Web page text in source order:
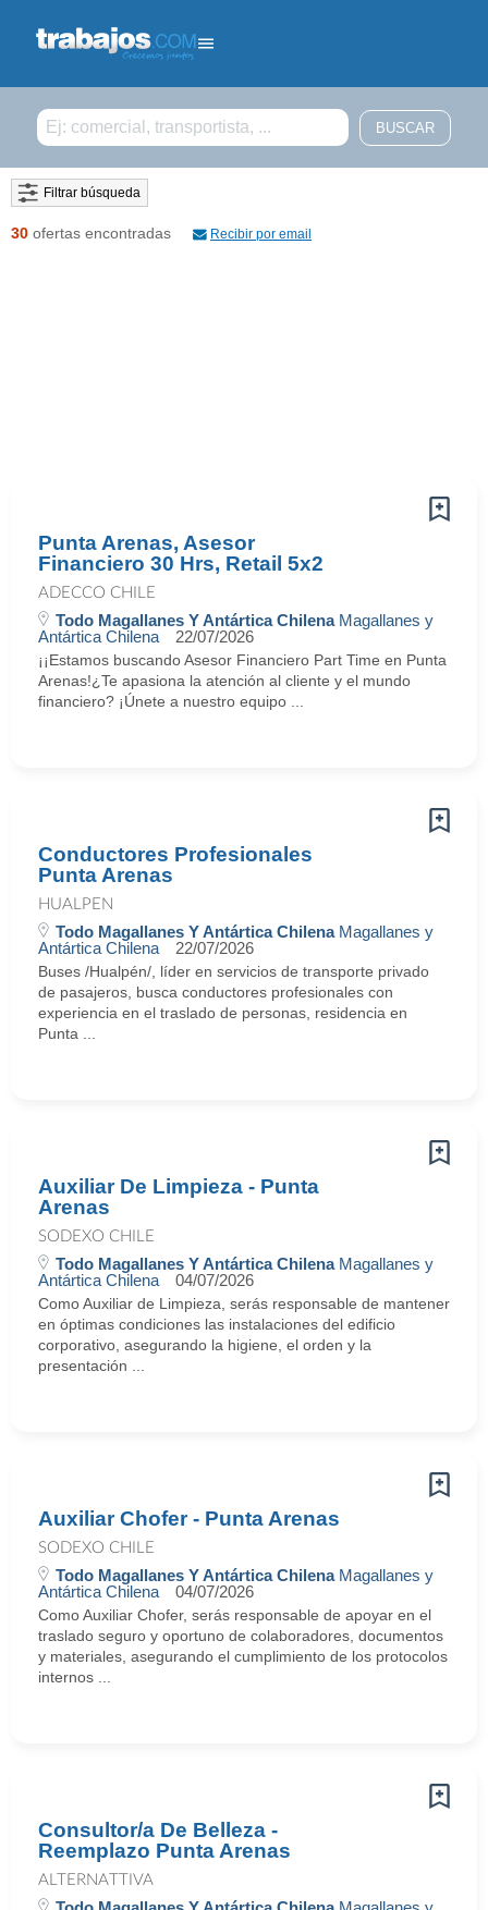
Filtrar búsqueda
30 ofertas encontradas Recibir por email
Punta Arenas, Asesor
Financiero 30 Hrs, Retail 5x2
ADECCO CHILE
Todo Magallanes Y Antártica ChilenaMagallanes y
Antártica Chilena
22/07/2026
¡¡Estamos buscando Asesor Financiero Part Time en Punta
Arenas!¿Te apasiona la atención al cliente y el mundo
financiero? ¡Únete a nuestro equipo ...
Conductores Profesionales
Punta Arenas
HUALPEN
Todo Magallanes Y Antártica ChilenaMagallanes y
Antártica Chilena
22/07/2026
Buses /Hualpén/, líder en servicios de transporte privado
de pasajeros, busca conductores profesionales con
experiencia en el traslado de personas, residencia en
Punta ...
Auxiliar De Limpieza - Punta
Arenas
SODEXO CHILE
Todo Magallanes Y Antártica ChilenaMagallanes y
Antártica Chilena
04/07/2026
Como Auxiliar de Limpieza, serás responsable de mantener
en óptimas condiciones las instalaciones del edificio
corporativo, asegurando la higiene, el orden y la
presentación ...
Auxiliar Chofer - Punta Arenas
SODEXO CHILE
Todo Magallanes Y Antártica ChilenaMagallanes y
Antártica Chilena
04/07/2026
Como Auxiliar Chofer, serás responsable de apoyar en el
traslado seguro y oportuno de colaboradores, documentos
y materiales, asegurando el cumplimiento de los protocolos
internos ...
Consultor/a De Belleza -
Reemplazo Punta Arenas
ALTERNATTIVA